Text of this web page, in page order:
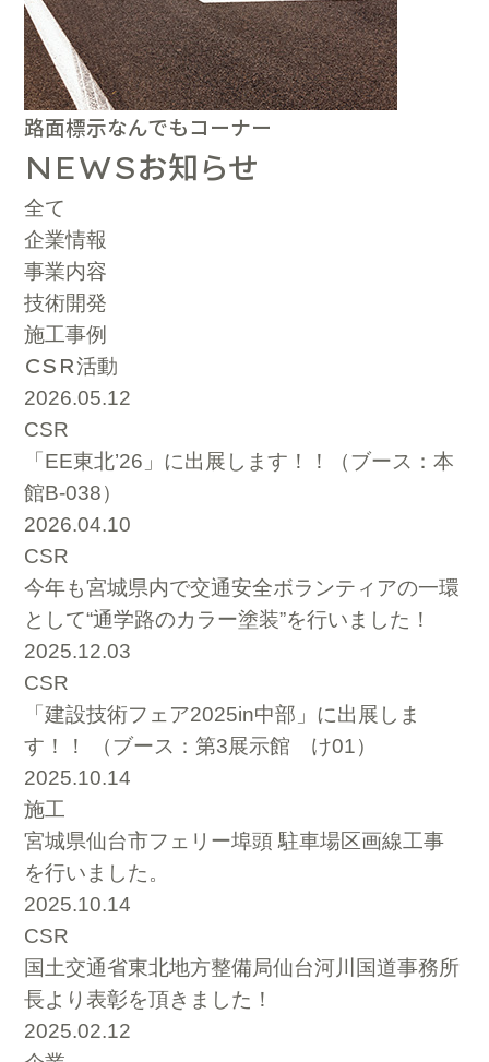
路面標示なんでもコーナー
NEWSお知らせ
全て
企業情報
事業内容
技術開発
施工事例
CSR活動
2026.05.12
CSR
「EE東北’26」に出展します！！（ブース：本
館B-038）
2026.04.10
CSR
今年も宮城県内で交通安全ボランティアの一環
として“通学路のカラー塗装”を行いました！
2025.12.03
CSR
「建設技術フェア2025in中部」に出展しま
す！！ （ブース：第3展示館 け01）
2025.10.14
施工
宮城県仙台市フェリー埠頭 駐車場区画線工事
を行いました。
2025.10.14
CSR
国土交通省東北地方整備局仙台河川国道事務所
長より表彰を頂きました！
2025.02.12